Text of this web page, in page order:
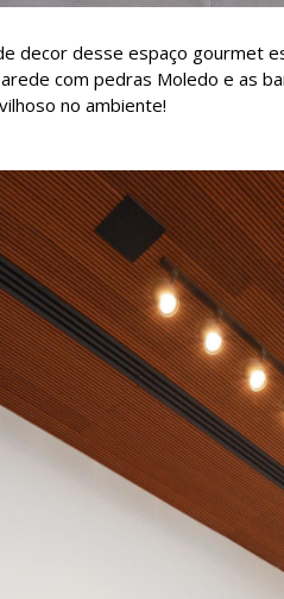
decor desse espaço gourmet
com pedras Moledo e as
no ambiente!